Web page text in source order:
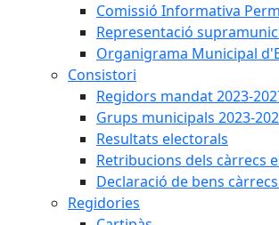
Comissió Informativa
Representació
Organigrama Municipal
Consistori
Regidors mandat 2023-
Grups municipals 2023-
Resultats electorals
Retribucions dels càrrecs
Declaració de bens
Regidories